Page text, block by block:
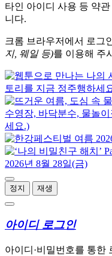
타인 아이디 사용 등 약관
니다.
크롬 브라우저에서 로그
지, 웨일 등)를 이용해 주
정지 재생
아이디 로그인
아이디·비밀번호를 통한